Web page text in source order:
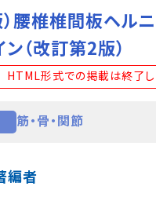
）腰椎椎間板ヘル
ン（改訂第2版）
HTML形式での掲載は終了し
筋・骨・関節
編者